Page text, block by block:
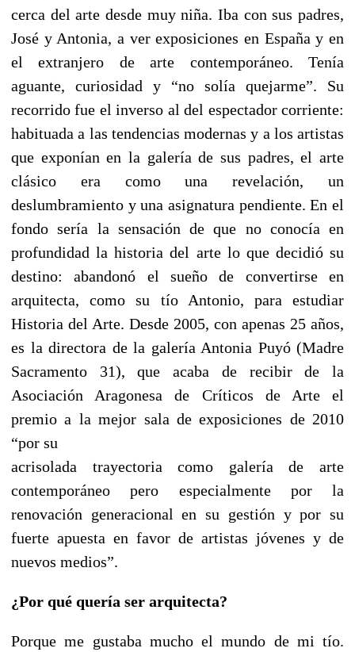
cerca del arte desde muy niña. Iba con sus padres,
José y Antonia, a ver exposiciones en España y en
el extranjero de arte contemporáneo. Tenía
aguante, curiosidad y “no solía quejarme”. Su
recorrido fue el inverso al del espectador corriente:
habituada a las tendencias modernas y a los artistas
que exponían en la galería de sus padres, el arte
clásico era como una revelación, un
deslumbramiento y una asignatura pendiente. En el
fondo sería la sensación de que no conocía en
profundidad la historia del arte lo que decidió su
destino: abandonó el sueño de convertirse en
arquitecta, como su tío Antonio, para estudiar
Historia del Arte. Desde 2005, con apenas 25 años,
es la directora de la galería Antonia Puyó (Madre
Sacramento 31), que acaba de recibir de la
Asociación Aragonesa de Críticos de Arte el
premio a la mejor sala de exposiciones de 2010
“por su
acrisolada trayectoria como galería de arte
contemporáneo pero especialmente por la
renovación generacional en su gestión y por su
fuerte apuesta en favor de artistas jóvenes y de
nuevos medios”.
¿Por qué quería ser arquitecta?
Porque me gustaba mucho el mundo de mi tío.